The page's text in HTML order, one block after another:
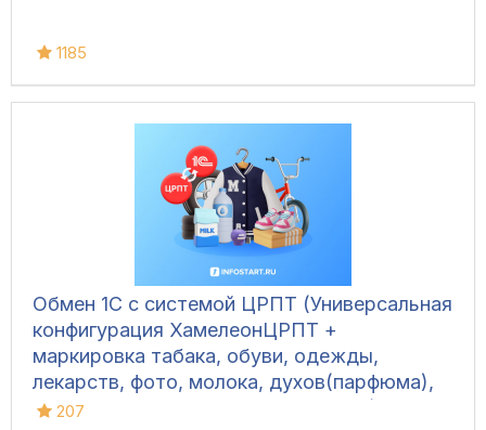
1185
Обмен 1С с системой ЦРПТ (Универсальная
конфигурация ХамелеонЦРПТ +
маркировка табака, обуви, одежды,
лекарств, фото, молока, духов(парфюма),
питьевой воды, велосипедов и шин)
207